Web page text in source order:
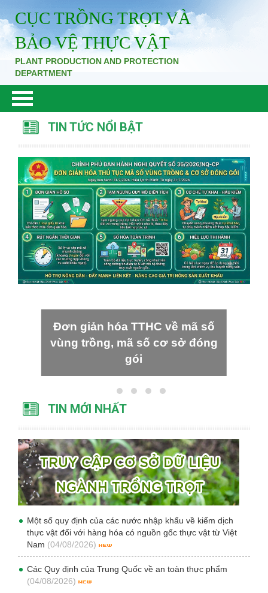
CỤC TRỒNG TRỌT VÀ
BẢO VỆ THỰC VẬT
PLANT PRODUCTION AND PROTECTION
DEPARTMENT
TIN TỨC NỔI BẬT
Đơn giản hóa TTHC về mã số
vùng trồng, mã số cơ sở đóng
gói
TIN MỚI NHẤT
Một số quy định của các nước nhập khẩu về kiểm dịch
thực vật đối với hàng hóa có nguồn gốc thực vật từ Việt
Nam (04/08/2026)
Các Quy định của Trung Quốc về an toàn thực phẩm
(04/08/2026)